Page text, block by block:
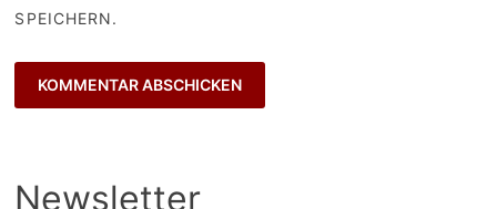
SPEICHERN.
Newsletter